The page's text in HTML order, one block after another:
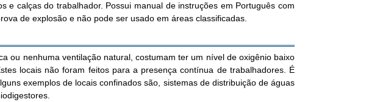
calças do trabalhador. Possui manual de instruções em Português com
de explosão e não pode ser usado em áreas classificadas.
ou nenhuma ventilação natural, costumam ter um nível de oxigênio baixo
locais não foram feitos para a presença contínua de trabalhadores. É
exemplos de locais confinados são, sistemas de distribuição de águas